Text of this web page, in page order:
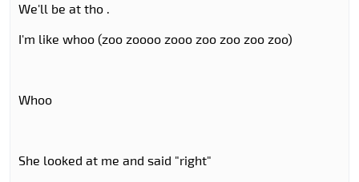
We'll be at tho .
I'm like whoo (zoo zoooo zooo zoo zoo zoo zoo)
Whoo
She looked at me and said "right"